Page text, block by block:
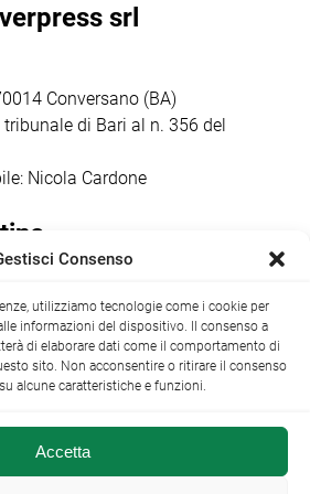
dalla
[…]
srl
Conversano (BA)
di Bari al n. 356 del
Nicola Cardone
info@nocigazzettino.it Contatti|
Consenso
utilizziamo tecnologie come i cookie per
informazioni del dispositivo. Il consenso a
di elaborare dati come il comportamento di
sito. Non acconsentire o ritirare il consenso
alcune caratteristiche e funzioni.
Accetta